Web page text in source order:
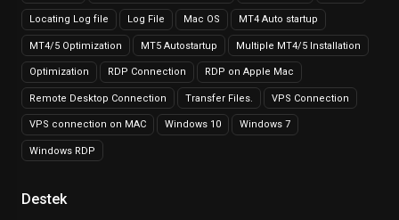
Locating Log file Log File Mac OS MT4 Auto startup
MT4/5 Optimization MT5 Autostartup Multiple MT4/5 Installation
Optimization RDP Connection RDP on Apple Mac
Remote Desktop Connection Transfer Files. VPS Connection
VPS connection on MAC Windows 10 Windows 7
Windows RDP
Destek